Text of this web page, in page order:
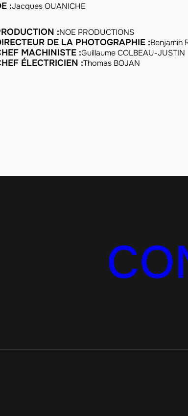
:Jacques OUANICHE
:NOE PRODUCTIONS
DE LA PHOTOGRAPHIE :Benjamin
MACHINISTE :Guillaume COLBEAU-JUSTIN
ÉLECTRICIEN :Thomas BOJAN